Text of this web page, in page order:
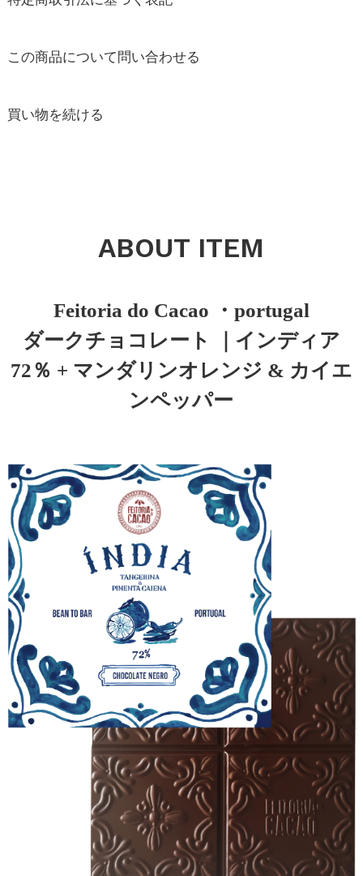
この商品について問い合わせる
買い物を続ける
ABOUT ITEM
Feitoria do Cacao ・portugal
ダークチョコレート ｜インディア
72％ + マンダリンオレンジ & カイエ
ンペッパー